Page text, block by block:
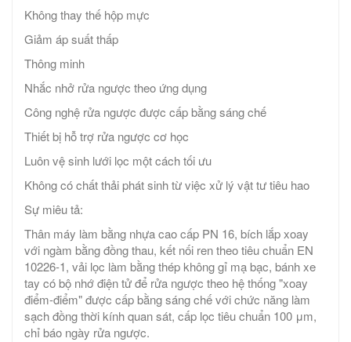
Không thay thế hộp mực
Giảm áp suất thấp
Thông minh
Nhắc nhở rửa ngược theo ứng dụng
Công nghệ rửa ngược được cấp bằng sáng chế
Thiết bị hỗ trợ rửa ngược cơ học
Luôn vệ sinh lưới lọc một cách tối ưu
Không có chất thải phát sinh từ việc xử lý vật tư tiêu hao
Sự miêu tả:
Thân máy làm bằng nhựa cao cấp PN 16, bích lắp xoay
với ngàm bằng đồng thau, kết nối ren theo tiêu chuẩn EN
10226-1, vải lọc làm bằng thép không gỉ mạ bạc, bánh xe
tay có bộ nhớ điện tử để rửa ngược theo hệ thống "xoay
điểm-điểm" được cấp bằng sáng chế với chức năng làm
sạch đồng thời kính quan sát, cấp lọc tiêu chuẩn 100 μm,
chỉ báo ngày rửa ngược.